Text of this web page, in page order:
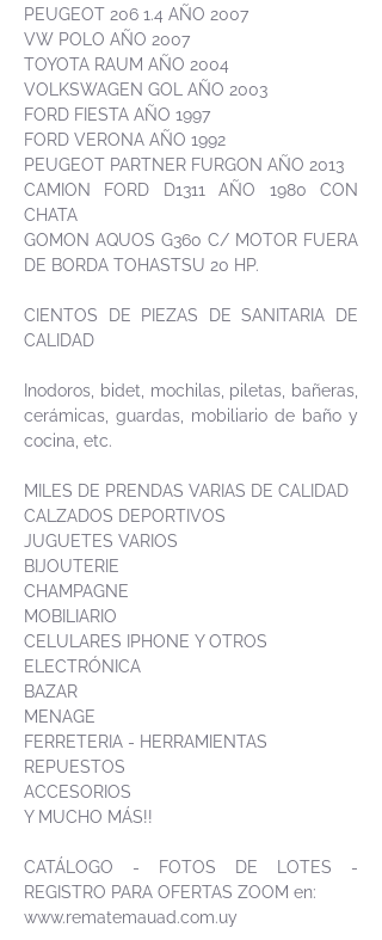
PEUGEOT 206 1.4 AÑO 2007
VW POLO AÑO 2007
TOYOTA RAUM AÑO 2004
VOLKSWAGEN GOL AÑO 2003
FORD FIESTA AÑO 1997
FORD VERONA AÑO 1992
PEUGEOT PARTNER FURGON AÑO 2013
CAMION FORD D1311 AÑO 1980 CON
CHATA
GOMON AQUOS G360 C/ MOTOR FUERA
DE BORDA TOHASTSU 20 HP.
CIENTOS DE PIEZAS DE SANITARIA DE
CALIDAD
Inodoros, bidet, mochilas, piletas, bañeras,
cerámicas, guardas, mobiliario de baño y
cocina, etc.
MILES DE PRENDAS VARIAS DE CALIDAD
CALZADOS DEPORTIVOS
JUGUETES VARIOS
BIJOUTERIE
CHAMPAGNE
MOBILIARIO
CELULARES IPHONE Y OTROS
ELECTRÓNICA
BAZAR
MENAGE
FERRETERIA - HERRAMIENTAS
REPUESTOS
ACCESORIOS
Y MUCHO MÁS!!
CATÁLOGO - FOTOS DE LOTES -
REGISTRO PARA OFERTAS ZOOM en:
www.rematemauad.com.uy